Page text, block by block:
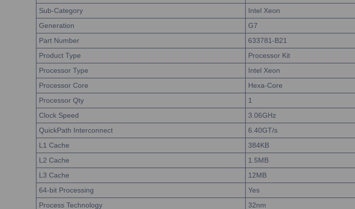
Sub-Category
Intel Xeon
Generation
G7
Part Number
633781-B21
Product Type
Processor Kit
Processor Type
Intel Xeon
Processor Core
Hexa-Core
Processor Qty
1
Clock Speed
3.06GHz
QuickPath Interconnect
6.40GT/s
L1 Cache
384KB
L2 Cache
1.5MB
L3 Cache
12MB
64-bit Processing
Yes
Process Technology
32nm